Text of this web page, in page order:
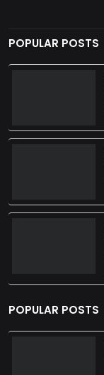
POPULAR POSTS
POPULAR POSTS